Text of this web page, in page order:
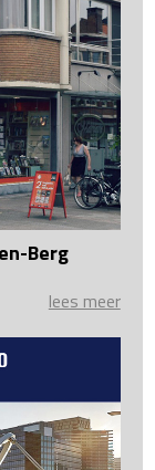
Berg
lees meer